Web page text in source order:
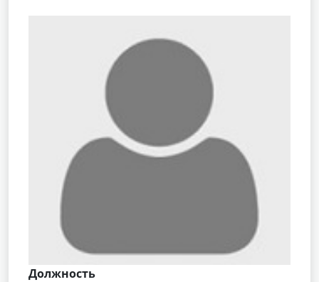
Должность